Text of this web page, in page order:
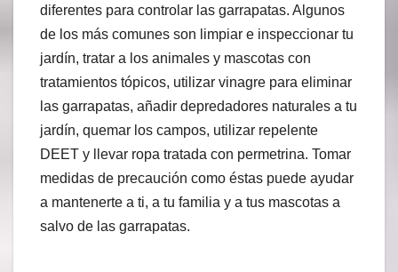
diferentes para controlar las garrapatas. Algunos
de los más comunes son limpiar e inspeccionar tu
jardín, tratar a los animales y mascotas con
tratamientos tópicos, utilizar vinagre para eliminar
las garrapatas, añadir depredadores naturales a tu
jardín, quemar los campos, utilizar repelente
DEET y llevar ropa tratada con permetrina. Tomar
medidas de precaución como éstas puede ayudar
a mantenerte a ti, a tu familia y a tus mascotas a
salvo de las garrapatas.